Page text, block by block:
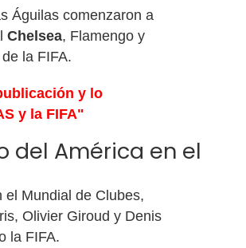
Águilas comenzaron a
Chelsea, Flamengo y
la FIFA.
y lo
y la FIFA"
del América en el
Mundial de Clubes,
Olivier Giroud y Denis
la FIFA.